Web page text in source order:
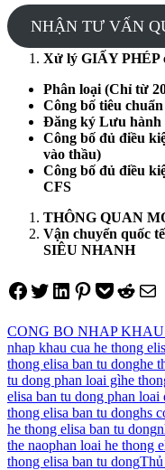
NHẬN TƯ VẤN
Xử lý GIẤY PHÉP
Phân loại (Chỉ từ
Công bố tiêu
Đăng ký Lưu hành
Công bố đủ điều
vào thầu)
Công bố đủ điều
CFS
THÔNG QUAN
Vận chuyển quốc
SIÊU NHANH
Share on Facebook
Tweet on Twitter
Share on LinkedIn
Pin on Pinterest
Save to pocket
Share on Reddit
Share
CONG BO NHAP KHAU
nhap khau cua he thong
thong elisa ban tu donghe
tu dong phan loai gìhe
elisa ban tu dong phan
thong elisa ban tu donghs
he thong elisa ban tu dong
the naophan loai he thong
thong elisa ban tu dongThủ